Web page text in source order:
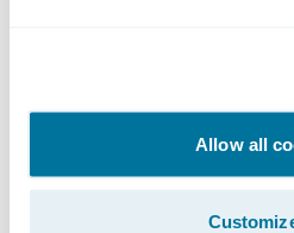
Allow all
transférées vers le
contrainte par
en accélérant la
l’industrialisation des